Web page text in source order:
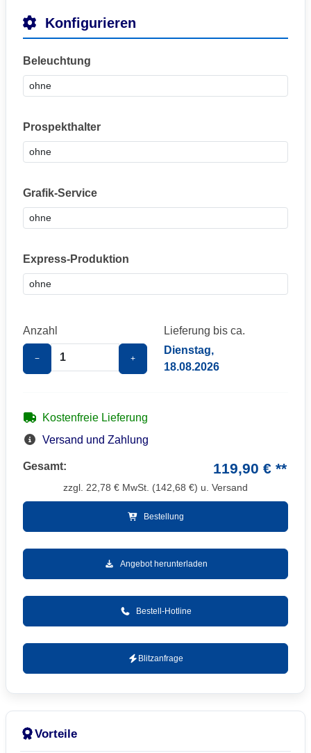
Konfigurieren
Beleuchtung
Prospekthalter
Grafik-Service
Express-Produktion
Anzahl Lieferung bis ca.
− +
Dienstag,
18.08.2026
Kostenfreie Lieferung
Versand und Zahlung
Gesamt: 119,90 € **
zzgl. 22,78 € MwSt. (142,68 €) u. Versand
Bestellung
Angebot herunterladen
Bestell-Hotline
Blitzanfrage
Vorteile